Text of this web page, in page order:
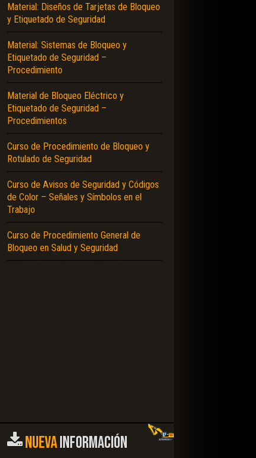
Material: Diseños de Tarjetas de Bloqueo
y Etiquetado de Seguridad
Material: Sistemas de Bloqueo y
Etiquetado de Seguridad –
Procedimiento
Material de Bloqueo Eléctrico y
Etiquetado de Seguridad –
Procedimientos
Curso de Procedimiento de Bloqueo y
Rotulado de Seguridad
Curso de Avisos de Seguridad y Códigos
de Color – Señales y Símbolos en el
Trabajo
Curso de Procedimiento General de
Bloqueo en Salud y Seguridad
NUEVAINFORMACIÓN